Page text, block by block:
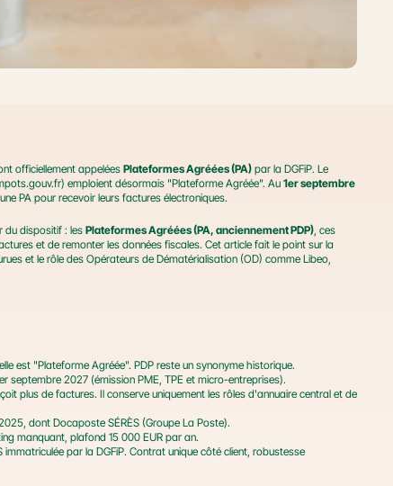
officiellement appelées Plateformes Agréées (PA) par la DGFiP. Le
emploient désormais "Plateforme Agréée". Au 1er septembre
PA pour recevoir leurs factures électroniques.
du dispositif : les Plateformes Agréées (PA, anciennement PDP), ces
et de remonter les données fiscales. Cet article fait le point sur la
et le rôle des Opérateurs de Dématérialisation (OD) comme Libeo,
est "Plateforme Agréée". PDP reste un synonyme historique.
septembre 2027 (émission PME, TPE et micro-entreprises).
plus de factures. Il conserve uniquement les rôles d'annuaire central et de
dont Docaposte SÉRÈS (Groupe La Poste).
manquant, plafond 15 000 EUR par an.
immatriculée par la DGFiP. Contrat unique côté client, robustesse